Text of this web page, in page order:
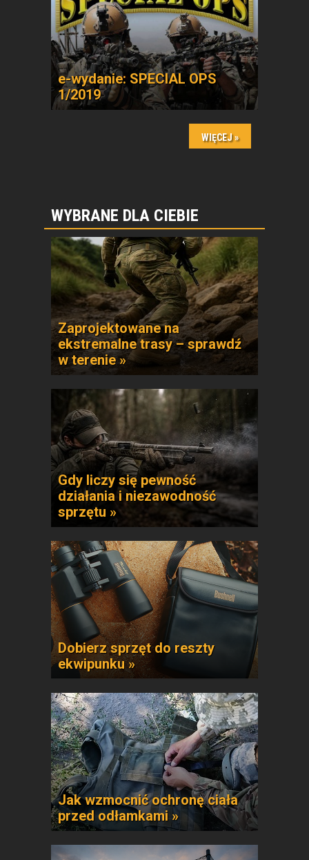
e-wydanie: SPECIAL OPS
1/2019
WYBRANE DLA CIEBIE
Zaprojektowane na
ekstremalne trasy – sprawdź
w terenie »
Gdy liczy się pewność
działania i niezawodność
sprzętu »
Dobierz sprzęt do reszty
ekwipunku »
Jak wzmocnić ochronę ciała
przed odłamkami »